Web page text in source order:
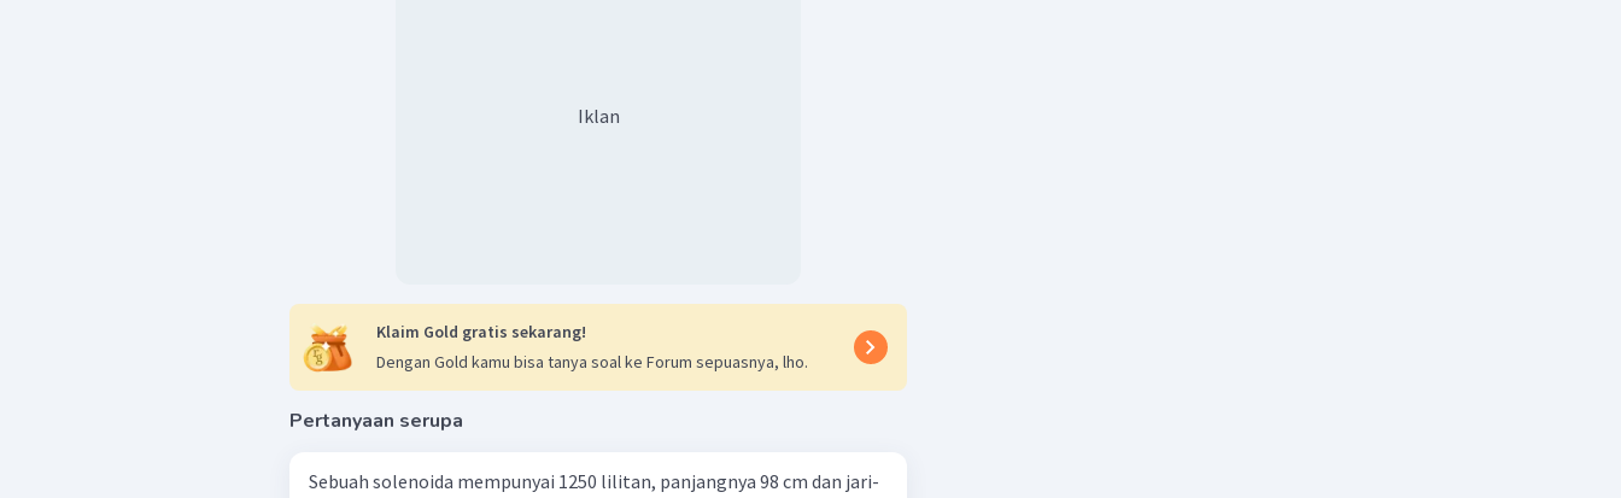
Iklan
Klaim Gold gratis sekarang!
Dengan Gold kamu bisa tanya soal ke Forum sepuasnya, lho.
Pertanyaan serupa
Sebuah solenoida mempunyai 1250 lilitan, panjangnya 98 cm dan jari-